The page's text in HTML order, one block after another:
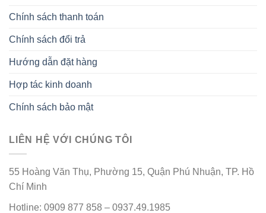
Chính sách thanh toán
Chính sách đổi trả
Hướng dẫn đặt hàng
Hợp tác kinh doanh
Chính sách bảo mật
LIÊN HỆ VỚI CHÚNG TÔI
55 Hoàng Văn Thụ, Phường 15, Quận Phú Nhuận, TP. Hồ
Chí Minh
Hotline: 0909 877 858 – 0937.49.1985